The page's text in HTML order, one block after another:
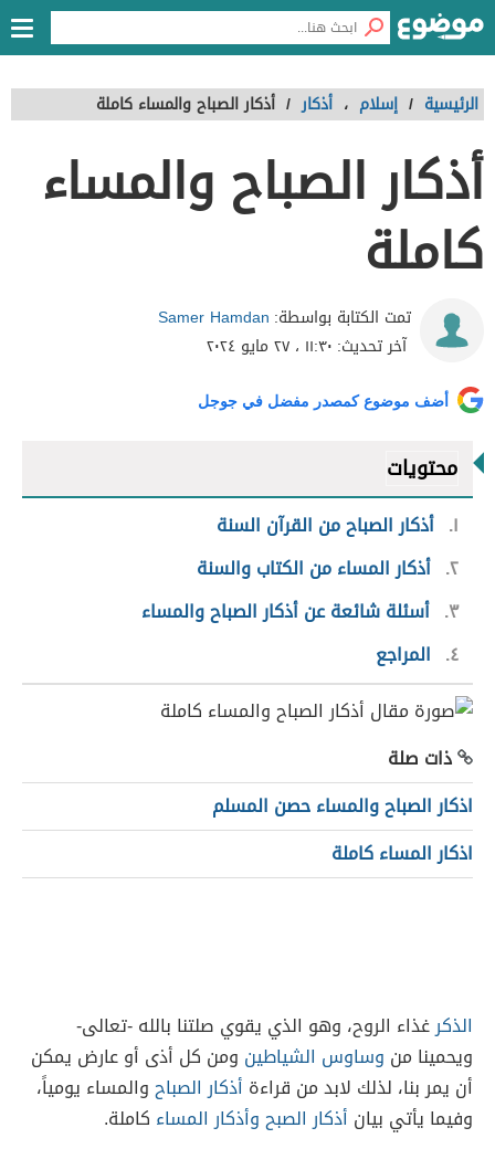
الرئيسية / إسلام ، أذكار / أذكار الصباح والمساء كاملة
أذكار الصباح والمساء
كاملة
تمت الكتابة بواسطة: Samer Hamdan
آخر تحديث: ١١:٣٠ ، ٢٧ مايو ٢٠٢٤
أضف موضوع كمصدر مفضل في جوجل
محتويات
١ أذكار الصباح من القرآن السنة
٢ أذكار المساء من الكتاب والسنة
٣ أسئلة شائعة عن أذكار الصباح والمساء
٤
المراجع
ذات صلة
اذكار الصباح والمساء حصن المسلم
اذكار المساء كاملة
الذكرغذاء الروح، وهو الذي يقوي صلتنا بالله -تعالى-
ويحمينا من وساوس الشياطين ومن كل أذى أو عارض يمكن
أن يمر بنا، لذلك لابد من قراءة أذكار الصباحوالمساء يومياً،
وفيما يأتي بيان أذكار الصبحوأذكار المساء كاملة.